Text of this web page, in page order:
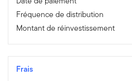
Fréquence de distribution
Montant de réinvestissement
Frais